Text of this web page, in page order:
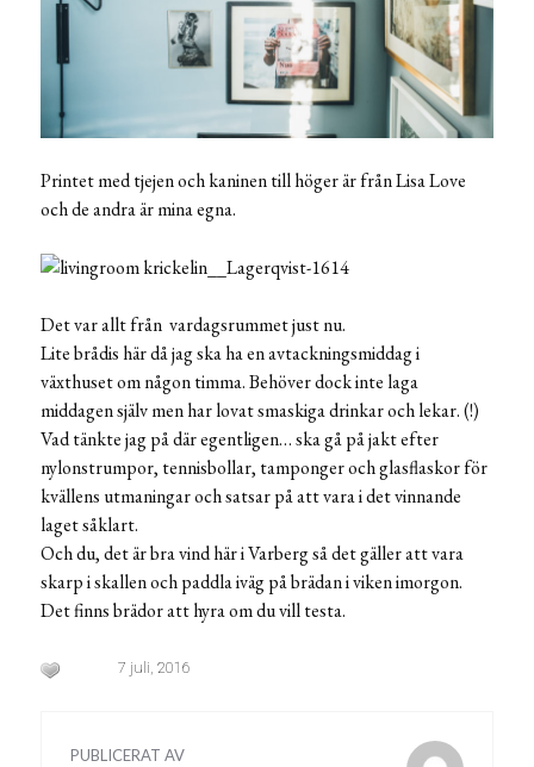
Printet med tjejen och kaninen till höger är från Lisa Love
och de andra är mina egna.
Det var allt från vardagsrummet just nu.
Lite brådis här då jag ska ha en avtackningsmiddag i
växthuset om någon timma. Behöver dock inte laga
middagen själv men har lovat smaskiga drinkar och lekar. (!)
Vad tänkte jag på där egentligen… ska gå på jakt efter
nylonstrumpor, tennisbollar, tamponger och glasflaskor för
kvällens utmaningar och satsar på att vara i det vinnande
laget såklart.
Och du, det är bra vind här i Varberg så det gäller att vara
skarp i skallen och paddla iväg på brädan i viken imorgon.
Det finns brädor att hyra om du vill testa.
7 juli, 2016
PUBLICERAT AV